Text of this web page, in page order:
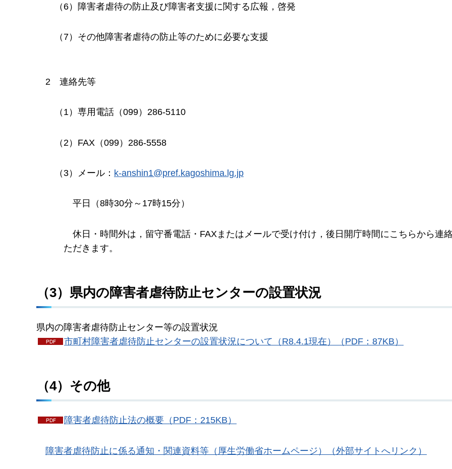
（6）障害者虐待の防止及び障害者支援に関する広報，啓発
（7）その他障害者虐待の防止等のために必要な支援
2 連絡先等
（1）専用電話（099）286-5110
（2）FAX（099）286-5558
（3）メ ール： k-anshin1@pref.kagoshima.lg.jp
平日（8時30分～17時15分）
休日・時間外は，留守番電話・FAXまたはメールで受け付け，後日開庁時間にこちらから連
ただきます。
（3）県内の障害者虐待防止センターの設置状況
県内の障害者虐待防止センター等の設置状況
市町村障害者虐待防止センターの設置状況について（R8.4.1現在）（PDF：87KB）
（4）その他
障害者虐待防止法の概要（PDF：215KB）
障害者虐待防止に係る通知・関連資料等（厚生労働省ホームページ）（外部サイトへリンク）